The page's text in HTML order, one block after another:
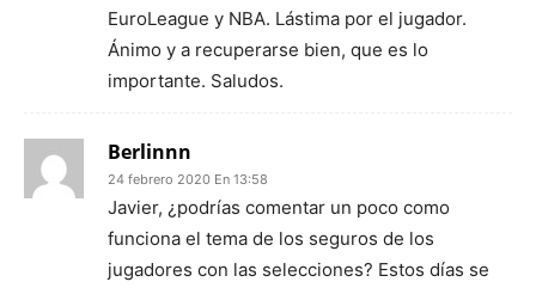
EuroLeague y NBA. Lástima por el jugador.
Ánimo y a recuperarse bien, que es lo
importante. Saludos.
Berlinnn
24 febrero 2020 En 13:58
Javier, ¿podrías comentar un poco como
funciona el tema de los seguros de los
jugadores con las selecciones? Estos días se